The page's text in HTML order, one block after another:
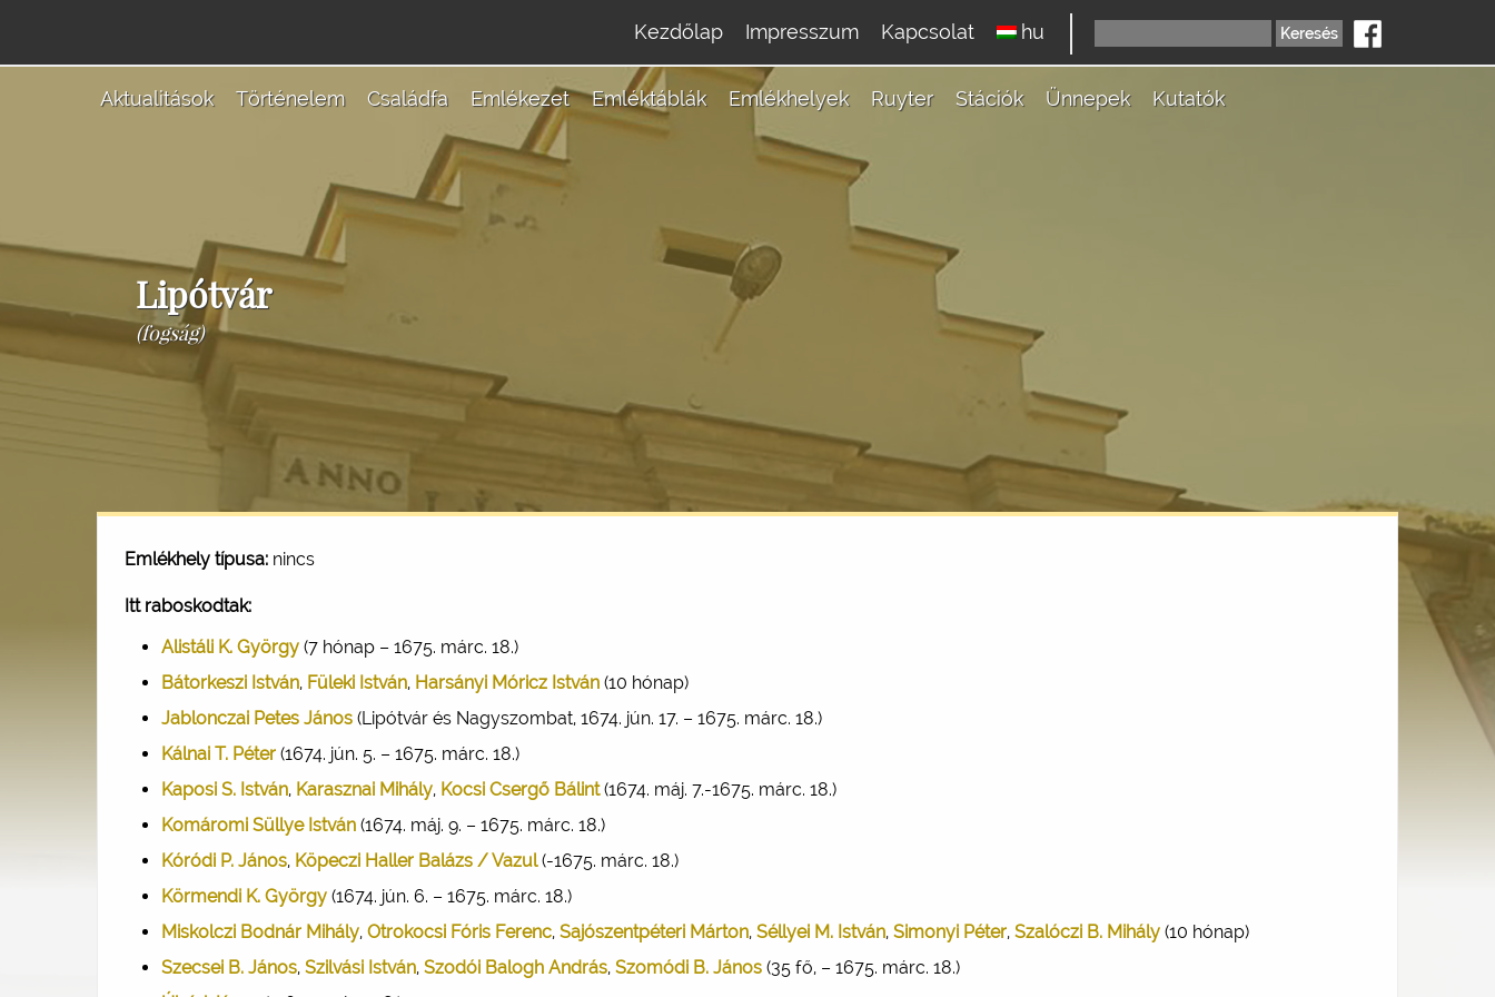
Kezdőlap Impresszum Kapcsolat hu
Aktualitások Történelem Családfa Emlékezet Emléktáblák Emlékhelyek Ruyter Stációk Ünnepek Kutatók
Lipótvár
(fogság)
Emlékhely típusa: nincs
Itt raboskodtak:
Alistáli K. György (7 hónap – 1675. márc. 18.)
Bátorkeszi István, Füleki István, Harsányi Móricz István (10 hónap)
Jablonczai Petes János (Lipótvár és Nagyszombat, 1674. jún. 17. – 1675. márc. 18.)
Kálnai T. Péter (1674. jún. 5. – 1675. márc. 18.)
Kaposi S. István, Karasznai Mihály, Kocsi Csergő Bálint(1674. máj. 7.-1675. márc. 18.)
Komáromi Süllye István (1674. máj. 9. – 1675. márc. 18.)
Kóródi P. János, Köpeczi Haller Balázs / Vazul(-1675. márc. 18.)
Körmendi K. György (1674. jún. 6. – 1675. márc. 18.)
Miskolczi Bodnár Mihály, Otrokocsi Fóris Ferenc, Sajószentpéteri Márton, Séllyei M. István, Simonyi Péter, Szalóczi B. Mihály (10 hónap)
Szecsei B. János, Szilvási István, Szodói Balogh András, Szomódi B. János (35 fő, – 1675. márc. 18.)